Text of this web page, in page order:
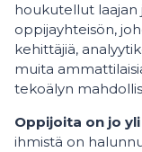
houkutellut laajan
oppijayhteisön,
kehittäjiä,
muita
tekoälyn
Oppijoita on jo
ihmistä on